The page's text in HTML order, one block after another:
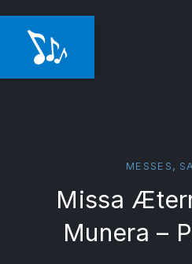
MESSES,
Missa
Munera –